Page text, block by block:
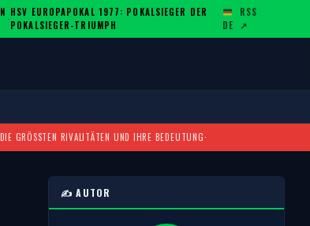
·
HSV EUROPAPOKAL 1977: POKALSIEGER DER
POKALSIEGER-TRIUMPH
DE
RSS
↗
GRÖSSTEN RIVALITÄTEN UND IHRE BEDEUTUNG ·
✍️ AUTOR